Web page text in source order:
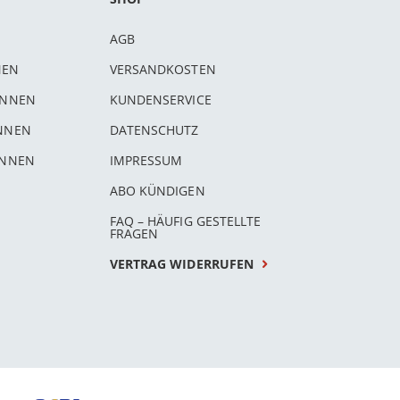
AGB
VERSANDKOSTEN
KUNDENSERVICE
DATENSCHUTZ
IMPRESSUM
ABO KÜNDIGEN
FAQ – HÄUFIG GESTELLTE
FRAGEN
VERTRAG WIDERRUFEN